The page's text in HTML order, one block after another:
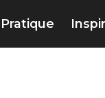
Pratique